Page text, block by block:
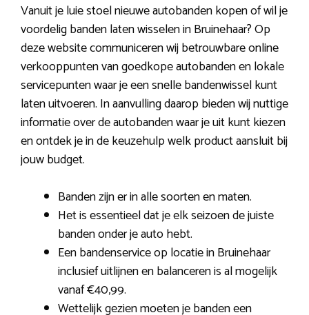
Vanuit je luie stoel nieuwe autobanden kopen of wil je
voordelig banden laten wisselen in Bruinehaar? Op
deze website communiceren wij betrouwbare online
verkooppunten van goedkope autobanden en lokale
servicepunten waar je een snelle bandenwissel kunt
laten uitvoeren. In aanvulling daarop bieden wij nuttige
informatie over de autobanden waar je uit kunt kiezen
en ontdek je in de keuzehulp welk product aansluit bij
jouw budget.
Banden zijn er in alle soorten en maten.
Het is essentieel dat je elk seizoen de juiste
banden onder je auto hebt.
Een bandenservice op locatie in Bruinehaar
inclusief uitlijnen en balanceren is al mogelijk
vanaf €40,99.
Wettelijk gezien moeten je banden een